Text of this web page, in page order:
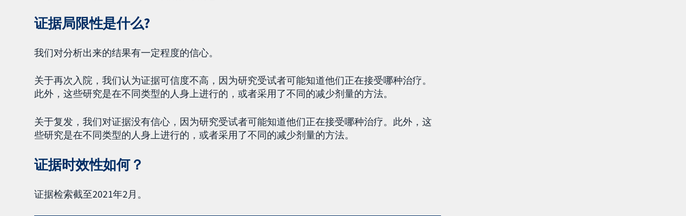
证据局限性是什么?
我们对分析出来的结果有一定程度的信心。
关于再次入院，我们认为证据可信度不高，因为研究受试者可能知道他们正在接受哪种治疗。
此外，这些研究是在不同类型的人身上进行的，或者采用了不同的减少剂量的方法。
关于复发，我们对证据没有信心，因为研究受试者可能知道他们正在接受哪种治疗。此外，这
些研究是在不同类型的人身上进行的，或者采用了不同的减少剂量的方法。
证据时效性如何？
证据检索截至2021年2月。